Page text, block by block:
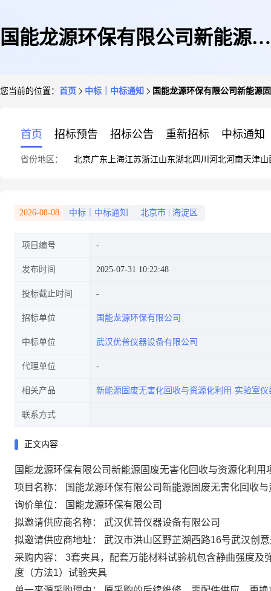
国能龙源环保有限公司新能源固
您当前的位置： 首页 中标｜中标通知 国能龙源环保有限公司新能源
首页 招标预告 招标公告 重新招标 中标通知
省份地区： 北京广东 上海江苏浙江山东湖北四川 河北河南天津山
2026-08-08 中标｜中标通知 北京市 海淀区
项目编号
发布时间 2025-07-31 10:22:48
投标截止时间
招标单位 国能龙源环保有限公司
中标单位 武汉优普仪器设备有限公司
代理单位
相关产品 新能源固废无害化回收与资源化利用 实验室仪
联系方式
正文内容
国能龙源环保有限公司新能源固废无害化回收与资源化利
项目名称：
国能龙源环保有限公司新能源固废无害化回收
询价单位：
国能龙源环保有限公司
拟邀请供应商名称：
武汉优普仪器设备有限公司
拟邀请供应商地址：
武汉市洪山区野芷湖西路16号武汉创
采购内容：
3套夹具，配套万能材料试验机包含静曲强度及
度（方法1）试验夹具